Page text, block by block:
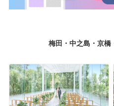
梅田・中之島・京橋